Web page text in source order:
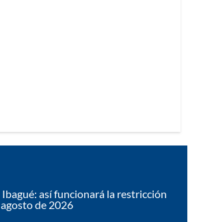
Ibagué: así funcionará la restricción
de 2026